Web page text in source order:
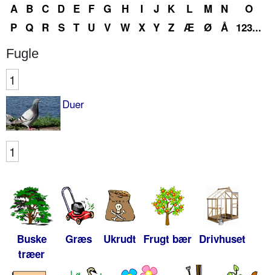
A B C D E F G H I J K L M N
O
P Q R S T U V W X Y Z Æ Ø Å 123...
Fugle
1
Duer
1
Buske
træer
Græs Ukrudt Frugt bær Drivhuset